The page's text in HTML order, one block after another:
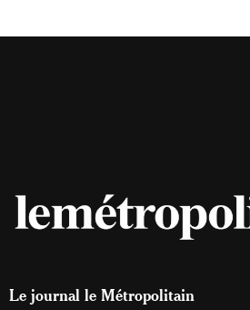
Le journal le Métropolitain